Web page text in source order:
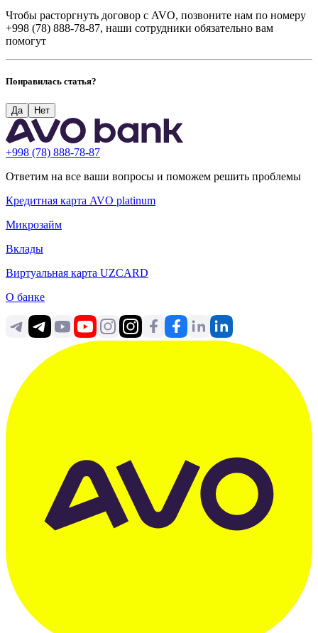
Чтобы расторгнуть договор с AVO, позвоните нам по номеру
+998 (78) 888-78-87, наши сотрудники обязательно вам
помогут
Понравилась статья?
Да Hет
+998 (78) 888-78-87
Ответим на все ваши вопросы и поможем решить проблемы
Кредитная карта AVO platinum
Микрозайм
Вклады
Виртуальная карта UZCARD
О банке